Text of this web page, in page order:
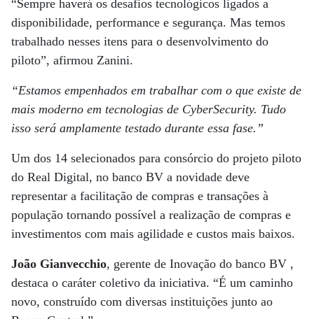
“Sempre haverá os desafios tecnológicos ligados a
disponibilidade, performance e segurança. Mas temos
trabalhado nesses itens para o desenvolvimento do
piloto”, afirmou Zanini.
“Estamos empenhados em trabalhar com o que existe de
mais moderno em tecnologias de CyberSecurity. Tudo
isso será amplamente testado durante essa fase.”
Um dos 14 selecionados para consórcio do projeto piloto
do Real Digital, no banco BV a novidade deve
representar a facilitação de compras e transações à
população tornando possível a realização de compras e
investimentos com mais agilidade e custos mais baixos.
João Gianvecchio, gerente de Inovação do banco BV ,
destaca o caráter coletivo da iniciativa. “É um caminho
novo, construído com diversas instituições junto ao